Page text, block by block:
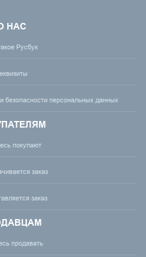
НАС
Русбук
безопасности персональных данных
покупают
заказ
заказ
продавать